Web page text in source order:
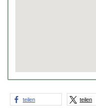
teilen teilen